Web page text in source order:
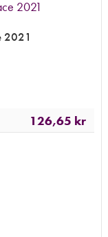
2021
126,65 kr